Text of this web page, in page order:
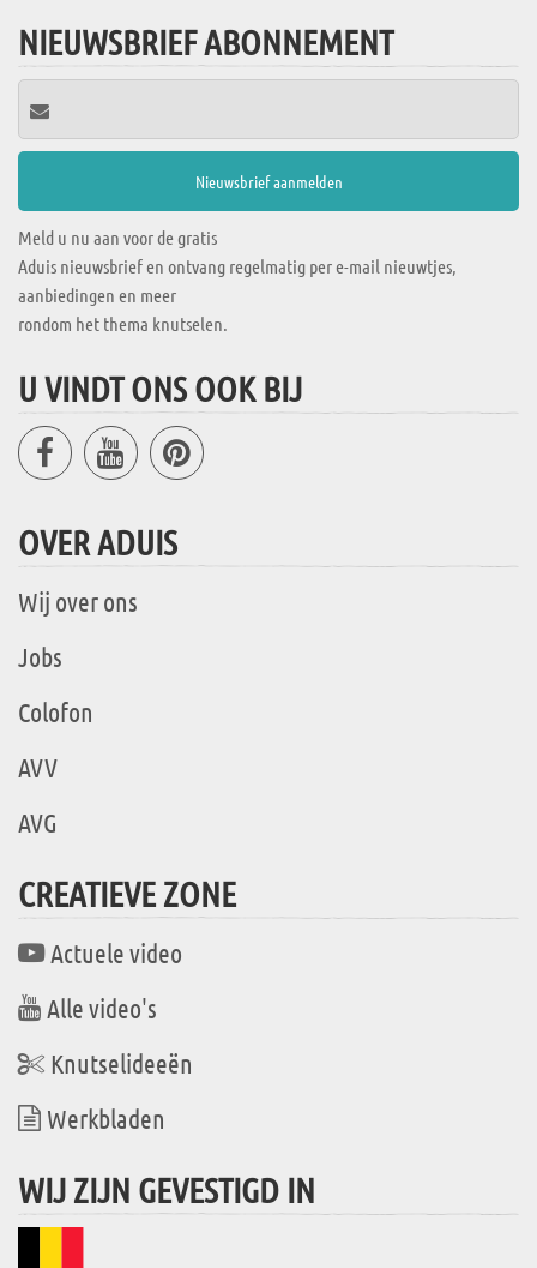
NIEUWSBRIEF ABONNEMENT
Meld u nu aan voor de gratis
Aduis nieuwsbrief en ontvang regelmatig per e-mail nieuwtjes,
aanbiedingen en meer
rondom het thema knutselen.
U VINDT ONS OOK BIJ
OVER ADUIS
Wij over ons
Jobs
Colofon
AVV
AVG
CREATIEVE ZONE
Actuele video
Alle video's
Knutselideeën
Werkbladen
WIJ ZIJN GEVESTIGD IN